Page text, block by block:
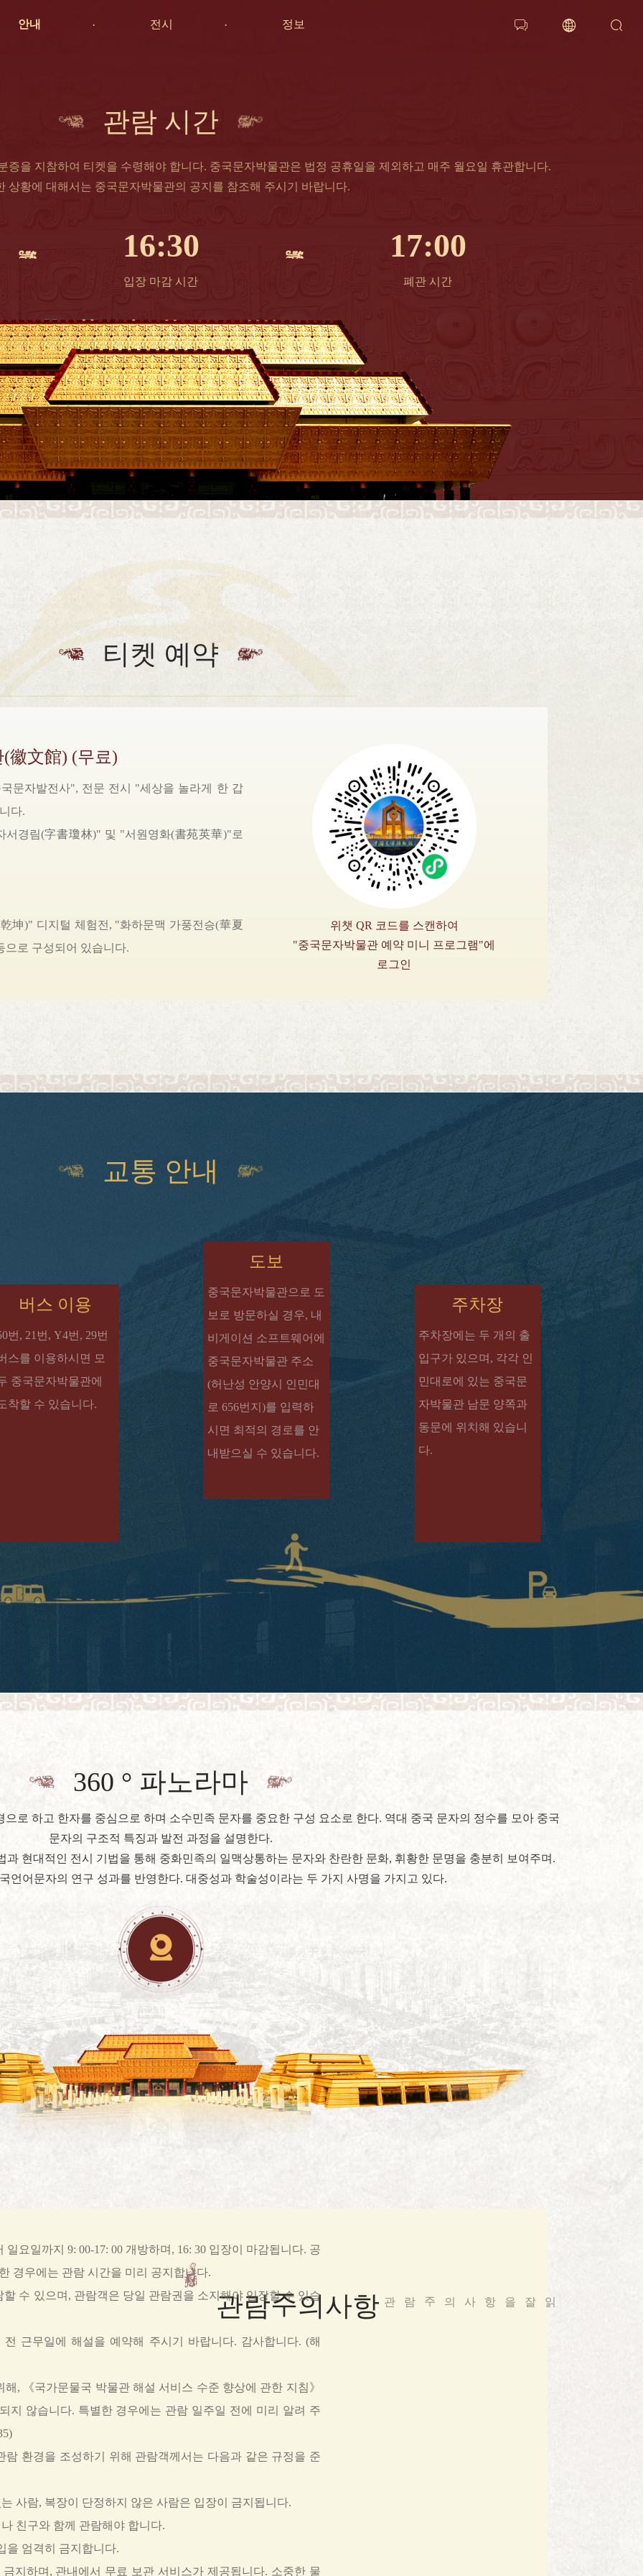
안내 전시 정보   
 관람 시간 
증을 지참하여 티켓을 수령해야 합니다. 중국문자박물관은 법정 공휴일을 제외하고 매주 월요일 휴관합니다.
상황에 대해서는 중국문자박물관의 공지를 참조해 주시기 바랍니다.
16:30
입장 마감 시간
17:00
폐관 시간
 티켓 예약 
徽文館) (무료)
문자발전사", 전문 전시 "세상을 놀라게 한 갑
다.
경림(字書瓊林)" 및 "서원영화(書苑英華)"로
坤)" 디지털 체험전, "화하문맥 가풍전승(華夏
로 구성되어 있습니다.
위챗 QR 코드를 스캔하여
"중국문자박물관 예약 미니 프로그램"에
로그인
 교통 안내 
버스 이용
번, 21번, Y4번, 29번
스를 이용하시면 모
중국문자박물관에
착할 수 있습니다.
도보
중국문자박물관으로 도
보로 방문하실 경우, 내
비게이션 소프트웨어에
중국문자박물관 주소
(허난성 안양시 인민대
로 656번지)를 입력하
시면 최적의 경로를 안
내받으실 수 있습니다.
주차장
주차장에는 두 개의 출
입구가 있으며, 각각 인
민대로에 있는 중국문
자박물관 남문 양쪽과
동문에 위치해 있습니
다.
 360 ° 파노라마 
로 하고 한자를 중심으로 하며 소수민족 문자를 중요한 구성 요소로 한다. 역대 중국 문자의 정수를 모아 중국
문자의 구조적 특징과 발전 과정을 설명한다.
현대적인 전시 기법을 통해 중화민족의 일맥상통하는 문자와 찬란한 문화, 휘황한 문명을 충분히 보여주며.
언어문자의 연구 성과를 반영한다. 대중성과 학술성이라는 두 가지 사명을 가지고 있다.
 관람 주의사항 관람
주의사항을
잘
읽어
요일까지 9: 00-17: 00 개방하며, 16: 30 입장이 마감됩니다. 공
경우에는 관람 시간을 미리 공지합니다.
수 있으며, 관람객은 당일 관람권을 소지해야 입장할 수 있습
근무일에 해설을 예약해 주시기 바랍니다. 감사합니다. (해
, 《국가문물국 박물관 해설 서비스 수준 향상에 관한 지침》
지 않습니다. 특별한 경우에는 관람 일주일 전에 미리 알려 주
람 환경을 조성하기 위해 관람객께서는 다음과 같은 규정을 준
사람, 복장이 단정하지 않은 사람은 입장이 금지됩니다.
친구와 함께 관람해야 합니다.
을 엄격히 금지합니다.
지하며, 관내에서 무료 보관 서비스가 제공됩니다. 소중한 물